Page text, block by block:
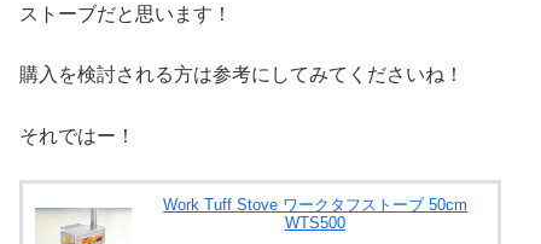
ストーブだと思います！
購入を検討される方は参考にしてみてくださいね！
それではー！
Work Tuff Stove ワークタフストーブ 50cm
WTS500